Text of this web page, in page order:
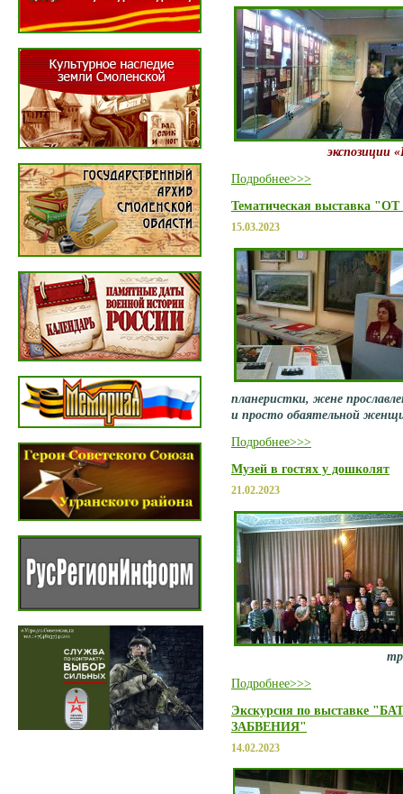
экспозиции
Подробнее>>>
Тематическая выставка
15.03.2023
планеристки, жене
и просто обаятельной
Подробнее>>>
Музей в гостях у дошколят
21.02.2023
Подробнее>>>
Экскурсия по выставке
ЗАБВЕНИЯ"
14.02.2023